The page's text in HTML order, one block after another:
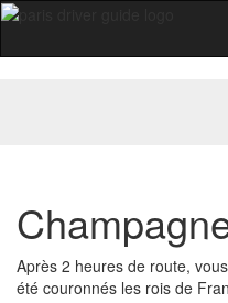
Après 2 heures de route,
été couronnés les rois de